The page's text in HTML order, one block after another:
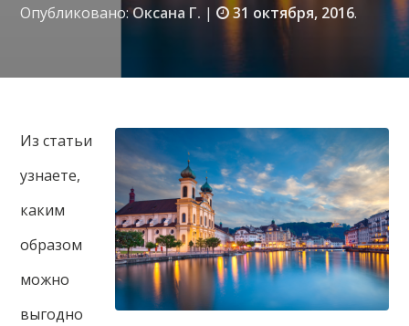
Опубликовано:Оксана Г. | 31 октября, 2016.
Из статьи
узнаете,
каким
образом
можно
выгодно